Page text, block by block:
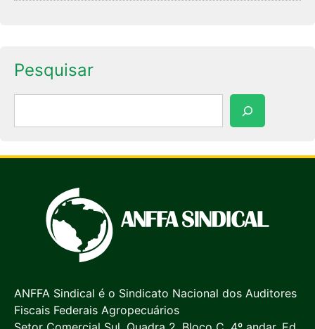
Pesquisar
ANFFA Sindical é o Sindicato Nacional dos Auditores
Fiscais Federais Agropecuários